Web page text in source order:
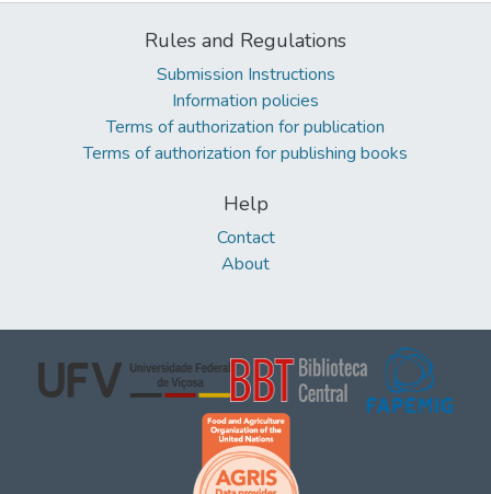
Rules and Regulations
Submission Instructions
Information policies
Terms of authorization for publication
Terms of authorization for publishing books
Help
Contact
About